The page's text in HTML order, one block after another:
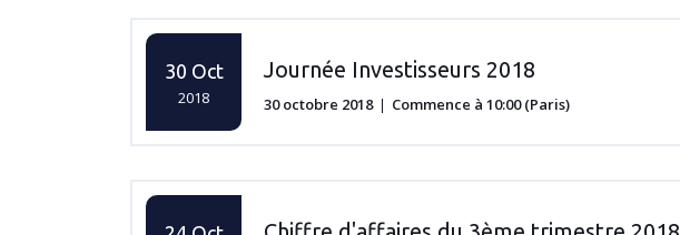
30 Oct
2018
Journée Investisseurs 2018
30 octobre 2018 Commence à 10:00 (Paris)